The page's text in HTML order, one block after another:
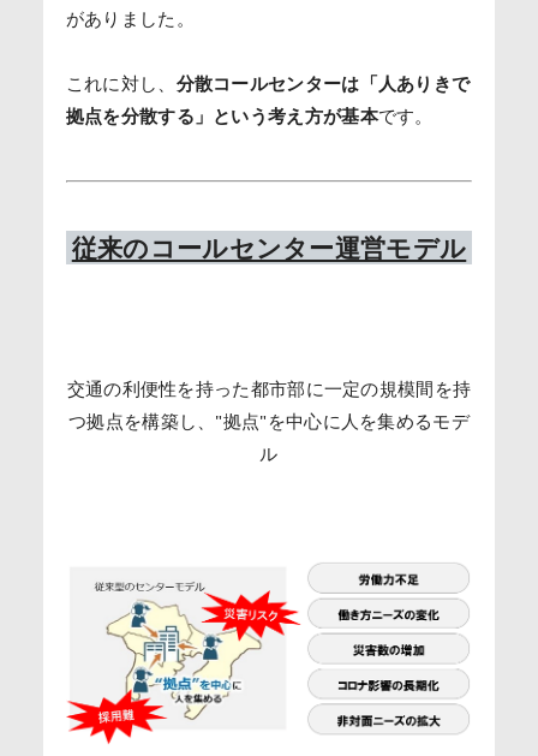
がありました。
これに対し、 分散コールセンターは「人ありきで
拠点を分散する」という考え方が基本です。
従来のコールセンター運営モデル
交通の利便性を持った都市部に一定の規模間を持
つ拠点を構築し、"拠点"を中心に人を集めるモデ
ル